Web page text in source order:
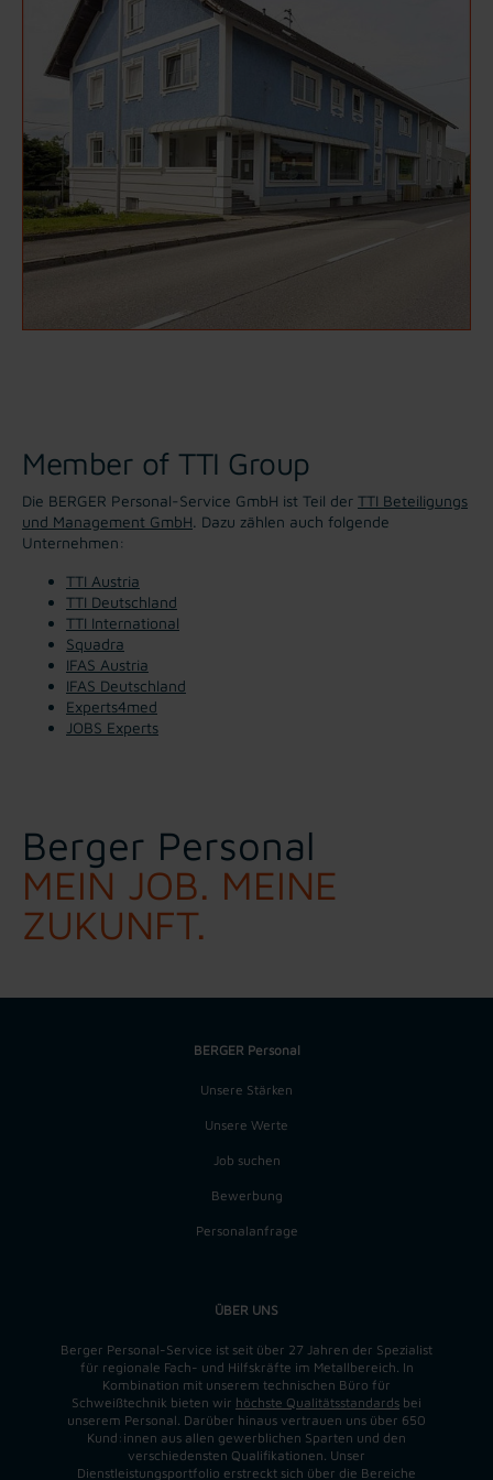
Member of TTI Group
Die BERGER Personal-Service GmbH ist Teil der TTI Beteiligungs
und Management GmbH . Dazu zählen auch folgende
Unternehmen:
TTI Austria
TTI Deutschland
TTI International
Squadra
IFAS Austria
IFAS Deutschland
Experts4med
JOBS Experts
Berger Personal
MEIN JOB. MEINE
ZUKUNFT.
BERGER Personal
Unsere Stärken
Unsere Werte
Job suchen
Bewerbung
Personalanfrage
ÜBER UNS
Berger Personal-Service ist seit über 27 Jahren der Spezialist
für regionale Fach- und Hilfskräfte im Metallbereich. In
Kombination mit unserem technischen Büro für
Schweißtechnik bieten wir höchste Qualitätsstandards bei
unserem Personal. Darüber hinaus vertrauen uns über 650
Kund:innen aus allen gewerblichen Sparten und den
verschiedensten Qualifikationen. Unser
Dienstleistungsportfolio erstreckt sich über die Bereiche